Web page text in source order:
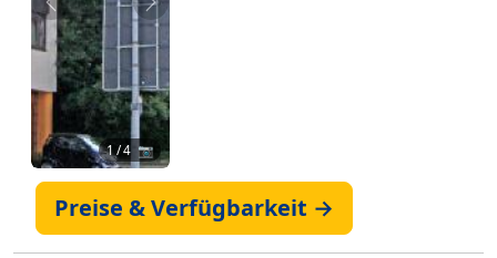
Zurück Weiter
1/ 4 📷
Preise & Verfügbarkeit →